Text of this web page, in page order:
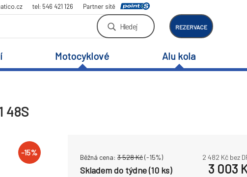
tel: 546 421 126 Partner sítě
Hledej REZERVACE
Motocyklové Alu kola
48S
-15%
Běžná cena: 3 528Kč(-15%) 2 482 Kč bez
Skladem do týdne (10 ks) 3 003